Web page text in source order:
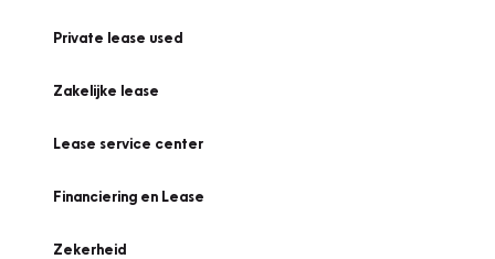
Private lease used
Zakelijke lease
Lease service center
Financiering en Lease
Zekerheid